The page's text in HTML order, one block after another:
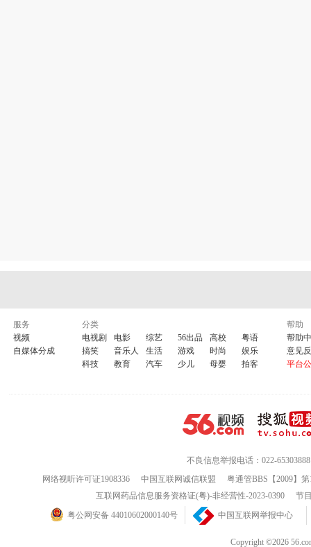
服务
视频
自媒体分成
分类
电视剧
电影 综艺 56出品 高校
粤语
搞笑
音乐人 生活 游戏 时尚
娱乐
科技
教育 汽车 少儿 母婴 拍客
帮助
帮助
意见
平台
不良信息举报电话：022-65303888
网络视听许可证1908336
中国互联网诚信联盟
粤通管BBS【2009】
互联网药品信息服务资格证(粤)-非经营性-2023-0390
节
粤公网安备 44010602000140号
中国互联网举报中心
Copyright ©2026